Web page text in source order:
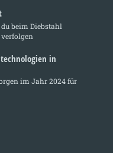
beim Diebstahl
in
im Jahr 2024 für